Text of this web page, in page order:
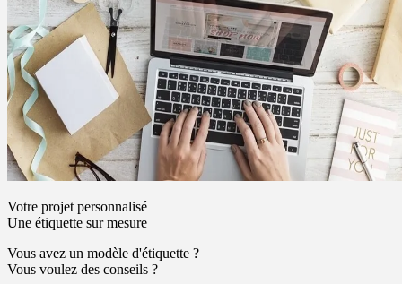
Votre projet personnalisé
Une étiquette sur mesure
Vous avez un modèle d'étiquette ?
Vous voulez des conseils ?